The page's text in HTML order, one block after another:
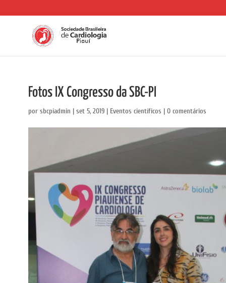
Fotos IX Congresso da SBC-PI
por sbcpiadmin | set 5, 2019 | Eventos científicos | 0 comentários